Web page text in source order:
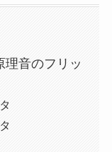
理音のフリッ